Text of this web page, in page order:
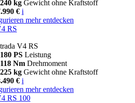
240 kg Gewicht ohne Kraftstoff
€ i
mehr entdecken
RS
V4 RS
180 PS Leistung
118 Nm Drehmoment
225 kg Gewicht ohne Kraftstoff
€ i
mehr entdecken
RS 100